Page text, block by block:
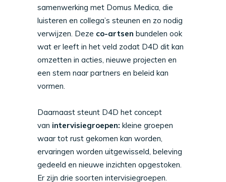
samenwerking met Domus Medica, die
luisteren en collega’s steunen en zo nodig
verwijzen. Deze co-artsen bundelen ook
wat er leeft in het veld zodat D4D dit kan
omzetten in acties, nieuwe projecten en
een stem naar partners en beleid kan
vormen.
Daarnaast steunt D4D het concept
van intervisiegroepen: kleine groepen
waar tot rust gekomen kan worden,
ervaringen worden uitgewisseld, beleving
gedeeld en nieuwe inzichten opgestoken.
Er zijn drie soorten intervisiegroepen.